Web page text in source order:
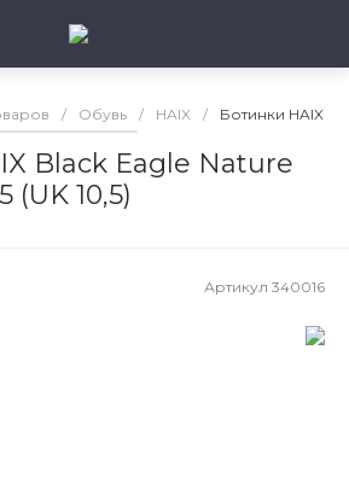
/ Обувь / HAIX / Ботинки HAIX
Black Eagle Nature
(UK 10,5)
Артикул 340016